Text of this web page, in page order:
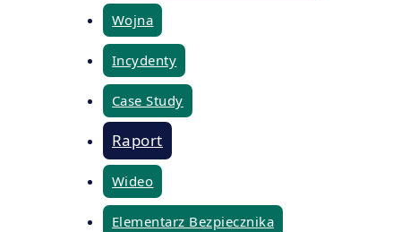
Wojna
Incydenty
Case Study
Raport
Wideo
Elementarz Bezpiecznika